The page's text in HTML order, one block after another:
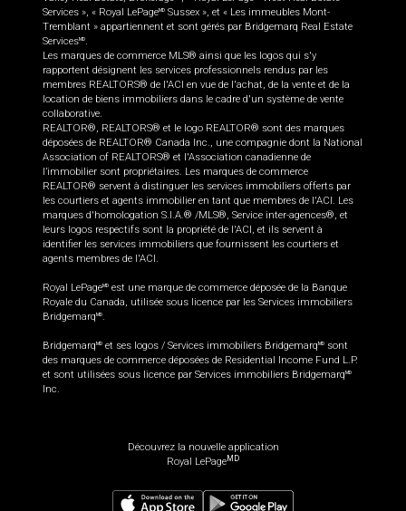
Services », « Royal LePageMD Sussex », et « Les immeubles Mont-
Tremblant » appartiennent et sont gérés par Bridgemarq Real Estate
ServicesMD.
Les marques de commerce MLS® ainsi que les logos qui s'y
rapportent désignent les services professionnels rendus par les
membres REALTORS® de l'ACI en vue de l'achat, de la vente et de la
location de biens immobiliers dans le cadre d'un système de vente
collaborative.
REALTOR®, REALTORS® et le logo REALTOR® sont des marques
déposées de REALTOR® Canada Inc., une compagnie dont la National
Association of REALTORS® et l'Association canadienne de
l’immobilier sont propriétaires. Les marques de commerce
REALTOR® servent à distinguer les services immobiliers offerts par
les courtiers et agents immobilier en tant que membres de l'ACI. Les
marques d'homologation S.I.A.® /MLS®, Service inter-agences®, et
leurs logos respectifs sont la propriété de l'ACI, et ils servent à
identifier les services immobiliers que fournissent les courtiers et
agents membres de l'ACI.
Royal LePageMD est une marque de commerce déposée de la Banque
Royale du Canada, utilisée sous licence par les Services immobiliers
BridgemarqMD.
BridgemarqMD et ses logos / Services immobiliers BridgemarqMD
sont
des marques de commerce déposées de Residential Income Fund L.P.
et sont utilisées sous licence par Services immobiliers BridgemarqMD
Inc.
Découvrez la nouvelle application
Royal LePageMD